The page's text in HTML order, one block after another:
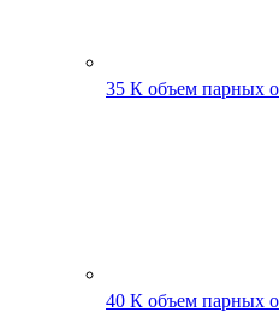
35 К объем парных
40 К объем парных